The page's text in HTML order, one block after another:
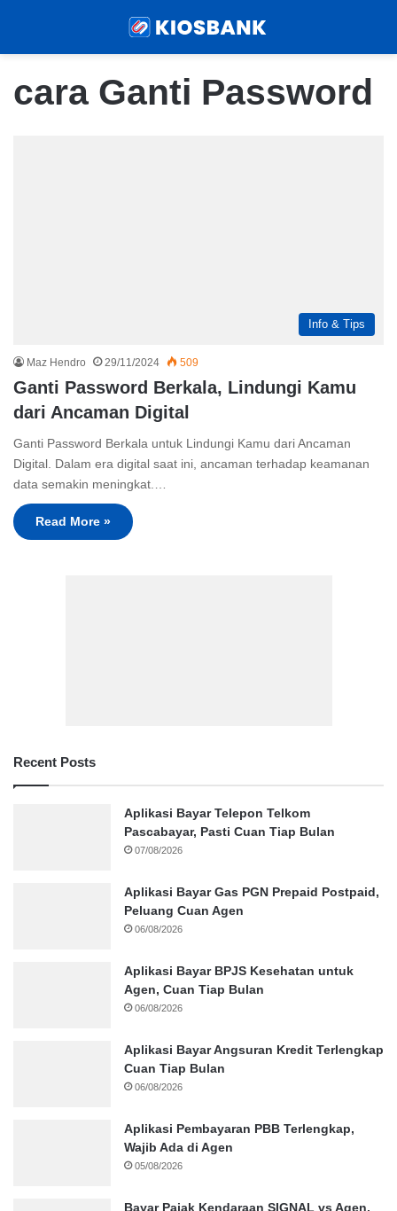
cara Ganti Password
Info & Tips
Maz Hendro 29/11/2024 509
Ganti Password Berkala, Lindungi Kamu
dari Ancaman Digital
Ganti Password Berkala untuk Lindungi Kamu dari Ancaman
Digital. Dalam era digital saat ini, ancaman terhadap keamanan
data semakin meningkat.…
Read More »
Recent Posts
Aplikasi Bayar Telepon Telkom
Pascabayar, Pasti Cuan Tiap Bulan
07/08/2026
Aplikasi Bayar Gas PGN Prepaid Postpaid,
Peluang Cuan Agen
06/08/2026
Aplikasi Bayar BPJS Kesehatan untuk
Agen, Cuan Tiap Bulan
06/08/2026
Aplikasi Bayar Angsuran Kredit Terlengkap
Cuan Tiap Bulan
06/08/2026
Aplikasi Pembayaran PBB Terlengkap,
Wajib Ada di Agen
05/08/2026
Bayar Pajak Kendaraan SIGNAL vs Agen,